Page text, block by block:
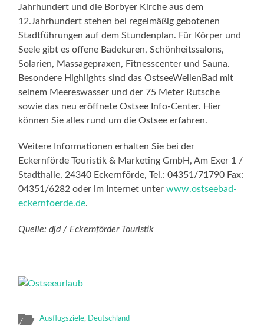
Jahrhundert und die Borbyer Kirche aus dem
12.Jahrhundert stehen bei regelmäßig gebotenen
Stadtführungen auf dem Stundenplan. Für Körper und
Seele gibt es offene Badekuren, Schönheitssalons,
Solarien, Massagepraxen, Fitnesscenter und Sauna.
Besondere Highlights sind das OstseeWellenBad mit
seinem Meereswasser und der 75 Meter Rutsche
sowie das neu eröffnete Ostsee Info-Center. Hier
können Sie alles rund um die Ostsee erfahren.
Weitere Informationen erhalten Sie bei der
Eckernförde Touristik & Marketing GmbH, Am Exer 1 /
Stadthalle, 24340 Eckernförde, Tel.: 04351/71790 Fax:
04351/6282 oder im Internet unterwww.ostseebad-
eckernfoerde.de.
Quelle: djd / Eckernförder Touristik
Ausflugsziele, Deutschland